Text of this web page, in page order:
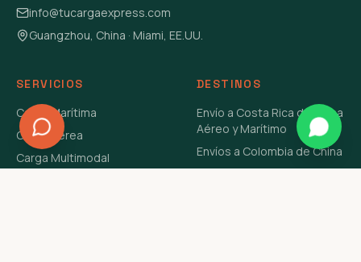
info@tucargaexpress.com
Guangzhou, China · Miami, EE.UU.
SERVICIOS
Carga Marítima
Carga Aérea
Carga Multimodal
DESTINOS
Envío a Costa Rica de China
Aéreo y Marítimo
Envíos a Colombia de China